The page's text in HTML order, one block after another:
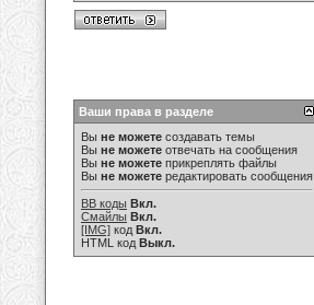
Ваши права в разделе
Вы не можете создавать темы
Вы не можете отвечать на сообщения
Вы не можете прикреплять файлы
Вы не можете редактировать сообщения
BB коды Вкл.
Смайлы Вкл.
[IMG] код Вкл.
HTML код Выкл.